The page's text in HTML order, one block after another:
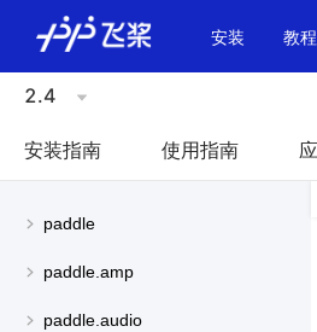
安装 教程
2.4
安装指南 使用指南
paddle
paddle.amp
paddle.audio